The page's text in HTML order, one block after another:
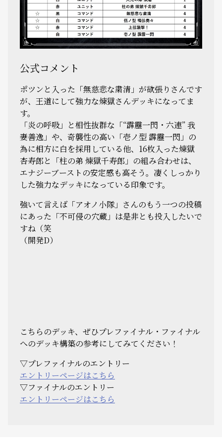
公式コメント
ポツンと入った「無慈悲な粛清」が欲張りさんです
が、王道にして強力な煉獄さんデッキになってま
す。
「炎の呼吸」と相性抜群な「“霹靂一閃・六連” 我
妻善逸」や、奇襲性の高い「壱ノ型 霹靂一閃」の
為に相方に白を採用している他、16枚入った煉獄
杏寿郎と「柱の弟 煉獄千寿郎」の組み合わせは、
エナジーブーストの安定感も高そう。凄くしっかり
した強力なデッキになっている印象です。
強いて言えば「アオノ小隊」さんのもう一つの投稿
にあった「不可侵の穴蔵」は是非とも投入したいで
すね（笑
（開発D）
こちらのデッキ、ぜひプレファイナル・ファイナル
へのデッキ構築の参考にしてみてください！
▽プレファイナルのエントリー
エントリーページはこちら
▽ファイナルのエントリー
エントリーページはこちら